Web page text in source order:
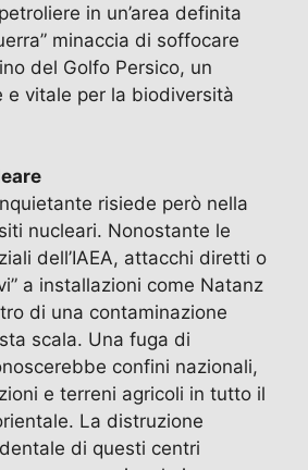
in un’area definita
minaccia di soffocare
del Golfo Persico, un
e vitale per la biodiversità
risiede però nella
nucleari. Nonostante le
dell’IAEA, attacchi diretti o
a installazioni come Natanz
di una contaminazione
scala. Una fuga di
confini nazionali,
e terreni agricoli in tutto il
La distruzione
di questi centri